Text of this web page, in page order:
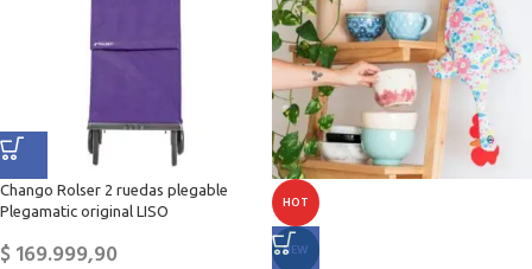
Chango Rolser 2 ruedas plegable
Plegamatic original LISO
$169.999,90
HOT
NEW